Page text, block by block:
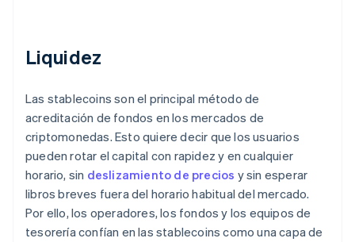
Liquidez
Las stablecoins son el principal método de
acreditación de fondos en los mercados de
criptomonedas. Esto quiere decir que los usuarios
pueden rotar el capital con rapidez y en cualquier
horario, sin deslizamiento de precios y sin esperar
libros breves fuera del horario habitual del mercado.
Por ello, los operadores, los fondos y los equipos de
tesorería confían en las stablecoins como una capa de